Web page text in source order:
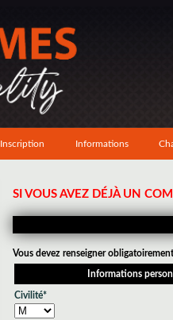
Inscription Informations
SI VOUS AVEZ DÉJÀ UN
Vous devez renseigner
Informations
Civilité*